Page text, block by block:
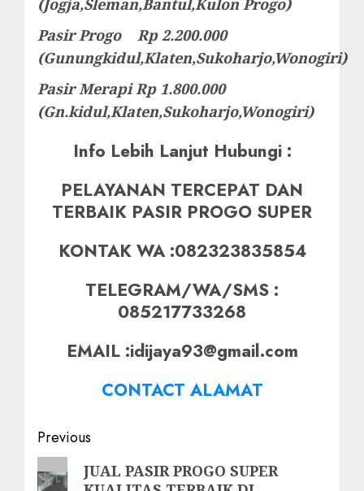
(Jogja,Sleman,Bantul,Kulon Progo)
Pasir Progo Rp 2.200.000
(Gunungkidul,Klaten,Sukoharjo,Wonogiri)
Pasir Merapi Rp 1.800.000
(Gn.kidul,Klaten,Sukoharjo,Wonogiri)
Info Lebih Lanjut Hubungi :
PELAYANAN TERCEPAT DAN
TERBAIK PASIR PROGO SUPER
KONTAK WA :082323835854
TELEGRAM/WA/SMS :
085217733268
EMAIL :idijaya93@gmail.com
CONTACT ALAMAT
Post
navigation
Previous
PreviousJUAL PASIR PROGO SUPER